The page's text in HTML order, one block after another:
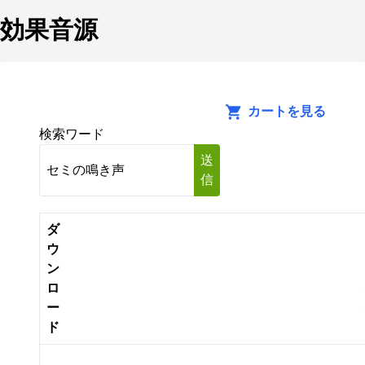
効果音源
カートを見る
検索ワード
送
信
ダ
ウ
ン
ロ
ー
ド